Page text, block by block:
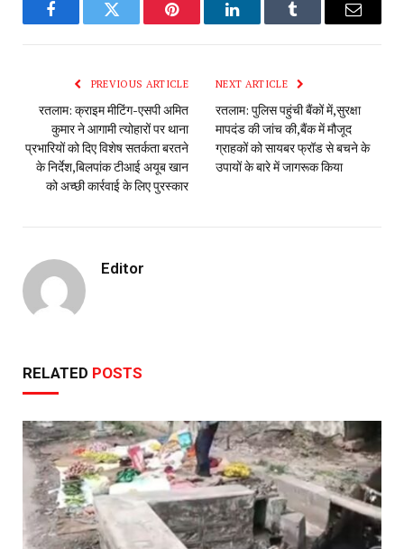
FacebookTwitter Pinterest LinkedInTumblr Email
PREVIOUS ARTICLE
रतलाम: क्राइम मीटिंग-एसपी अमित
कुमार ने आगामी त्योहारों पर थाना
प्रभारियों को दिए विशेष सतर्कता बरतने
के निर्देश,बिलपांक टीआई अयूब खान
को अच्छी कार्रवाई के लिए पुरस्कार
NEXT ARTICLE
रतलाम: पुलिस पहुंची बैंकों में,सुरक्षा
मापदंड की जांच की,बैंक में मौजूद
ग्राहकों को सायबर फ्रॉड से बचने के
उपायों के बारे में जागरूक किया
Editor
RELATED POSTS